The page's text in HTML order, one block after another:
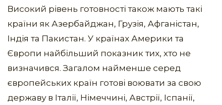
Високий рівень готовності також мають такі
країни як Азербайджан, Грузія, Афганістан,
Індія та Пакистан. У країнах Америки та
Європи найбільший показник тих, хто не
визначився. Загалом найменше серед
європейських країн готові воювати за свою
державу в Італії, Німеччині, Австрії, Іспанії,